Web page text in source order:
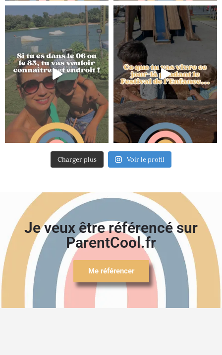
Charger plus Voir le profil
Je veux être référencé sur
ParentCool.fr
Me référencer